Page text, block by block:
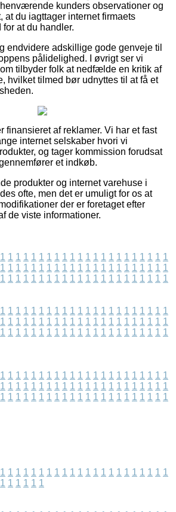
kunders observationer og
at du iagttager internet firmaets
at du handler.
endvidere adskillige gode genveje til
pålidelighed. I øvrigt ser vi
tilbyder folk at nedfælde en kritik af
hvilket tilmed bør udnyttes til at få et
finansieret af reklamer. Vi har et fast
internet selskaber hvori vi
og tager kommission forudsat
et indkøb.
produkter og internet varehuse i
ofte, men det er umuligt for os at
der er foretaget efter
de viste informationer.
1 1 1 1 1 1 1 1 1 1 1 1 1 1 1 1 1 1 1 1 1 1
1 1 1 1 1 1 1 1 1 1 1 1 1 1 1 1 1 1 1 1 1 1
1 1 1 1 1 1 1 1 1 1 1 1 1 1 1 1 1 1 1 1 1 1
1 1 1 1 1 1 1 1 1 1 1 1 1 1 1 1 1 1 1 1 1 1
1 1 1 1 1 1 1 1 1 1 1 1 1 1 1 1 1 1 1 1 1 1
1 1 1 1 1 1 1 1 1 1 1 1 1 1 1 1 1 1 1 1 1 1
1 1 1 1 1 1 1 1 1 1 1 1 1 1 1 1 1 1 1 1 1 1
1 1 1 1 1 1 1 1 1 1 1 1 1 1 1 1 1 1 1 1 1 1
1 1 1 1 1 1 1 1 1 1 1 1 1 1 1 1 1 1 1 1 1 1
1 1 1 1 1 1 1 1 1 1 1 1 1 1 1 1 1 1 1 1 1 1
1 1 1 1 1 1